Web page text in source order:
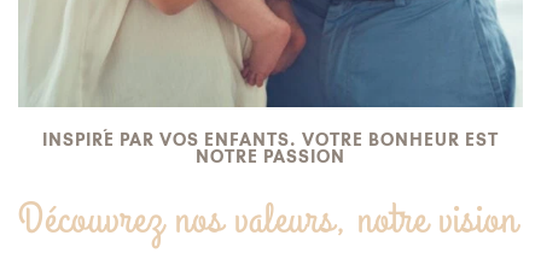
INSPIRÉ PAR VOS ENFANTS. VOTRE BONHEUR EST
NOTRE PASSION
Découvrez nos valeurs, notre vision